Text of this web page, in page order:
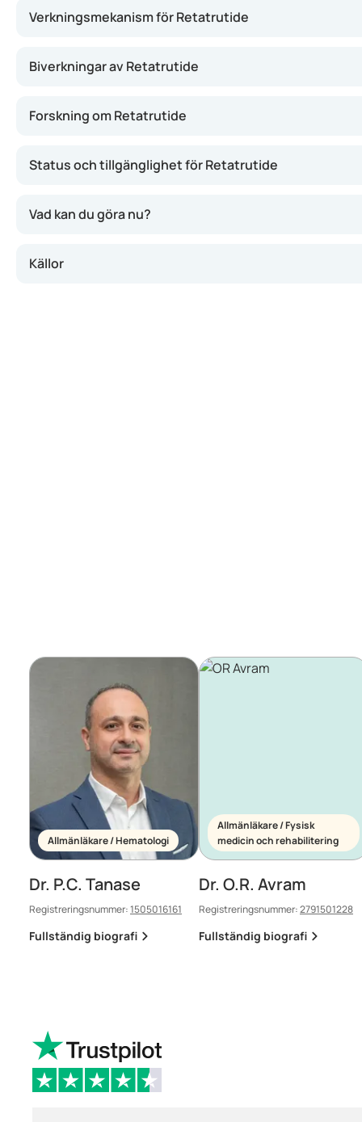
Vad är Retatrutide?
Retatrutide är en GLP-1/GIP/GCGR-agonist som
Effekten påminner delvis om läkemedel som
Verkningsmekanism för Retatrutide
Biverkningar av Retatrutide
Forskning om Retatrutide
Status och tillgänglighet för Retatrutide
Vad kan du göra nu?
Källor
Allmänläkare / Hematologi
Dr. P.C. Tanase
Registreringsnummer:1505016161
Fullständig biografi
Allmänläkare / Fysisk
medicin och rehabilitering
Dr. O.R. Avram
Registreringsnummer:2791501228
Fullständig biografi